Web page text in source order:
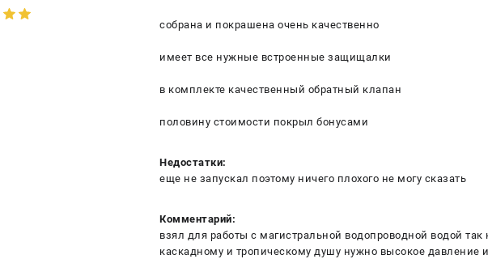
собрана и покрашена очень качественно
имеет все нужные встроенные защищалки
в комплекте качественный обратный клапан
половину стоимости покрыл бонусами
Недостатки:
еще не запускал поэтому ничего плохого не могу сказать
Комментарий:
взял для работы с магистральной водопроводной водой
каскадному и тропическому душу нужно высокое давление